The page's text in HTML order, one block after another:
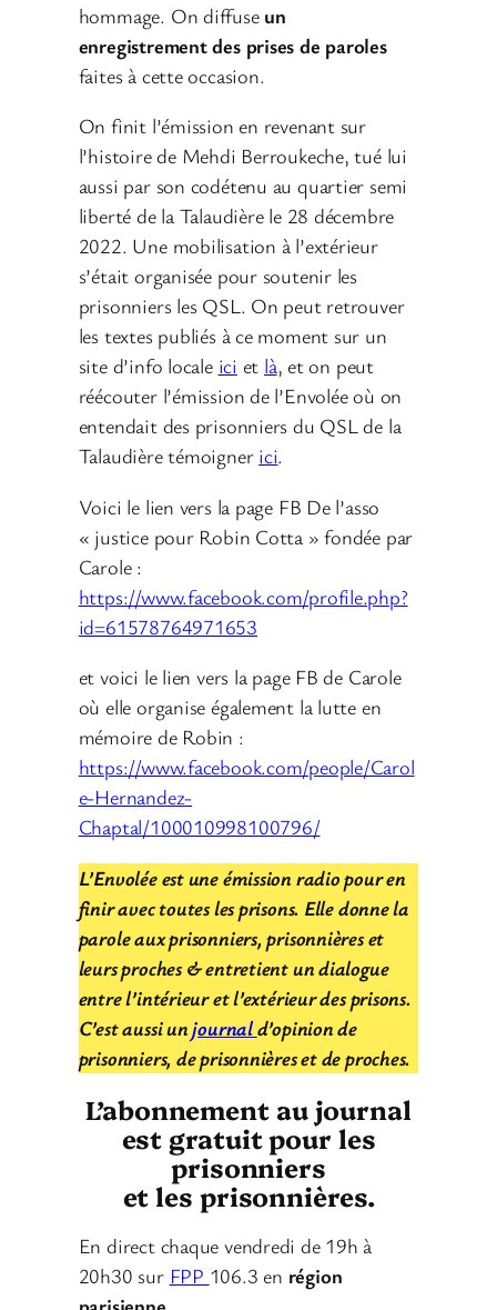
hommage. On diffuse un
enregistrement des prises de paroles
faites à cette occasion.
On finit l’émission en revenant sur
l’histoire de Mehdi Berroukeche, tué lui
aussi par son codétenu au quartier semi
liberté de la Talaudière le 28 décembre
2022. Une mobilisation à l’extérieur
s’était organisée pour soutenir les
prisonniers les QSL. On peut retrouver
les textes publiés à ce moment sur un
site d’info locale ici et là, et on peut
réécouter l’émission de l’Envolée où on
entendait des prisonniers du QSL de la
Talaudière témoigner ici.
Voici le lien vers la page FB De l’asso
« justice pour Robin Cotta » fondée par
Carole :
https://www.facebook.com/profile.php?
id=61578764971653
et voici le lien vers la page FB de Carole
où elle organise également la lutte en
mémoire de Robin :
https://www.facebook.com/people/Carol
e-Hernandez-
Chaptal/100010998100796/
L’Envolée est une émission radio pour en
finir avec toutes les prisons. Elle donne la
parole aux prisonniers, prisonnières et
leurs proches & entretient un dialogue
entre l’intérieur et l’extérieur des prisons.
C’est aussi unjournald’opinion de
prisonniers, de prisonnières et de proches.
L’abonnement au journal
est gratuit pour les
prisonniers
et les prisonnières.
En direct chaque vendredi de 19h à
20h30 sur FPP 106.3 en région